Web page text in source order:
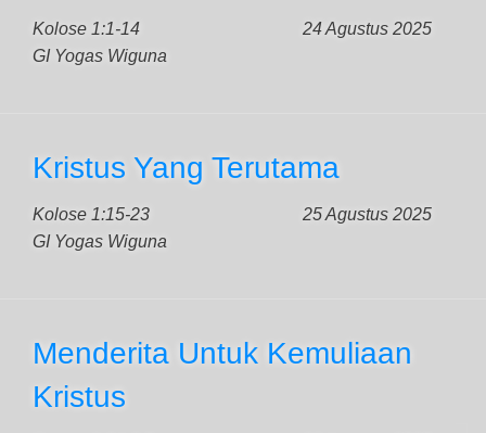
Kolose 1:1-14
24 Agustus 2025
GI Yogas Wiguna
Kristus Yang Terutama
Kolose 1:15-23
25 Agustus 2025
GI Yogas Wiguna
Menderita Untuk Kemuliaan
Kristus